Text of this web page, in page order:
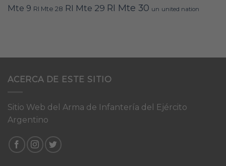
Mte 9 RI Mte 28 RI Mte 29 RI Mte 30 un united nation
ACERCA DE ESTE SITIO
Sitio Web del Arma de Infantería del Ejército
Argentino